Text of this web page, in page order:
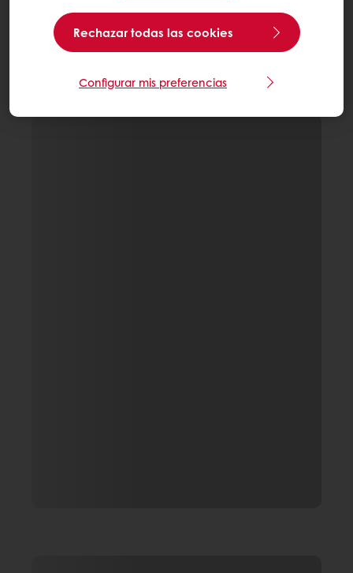
Rechazar todas las cookies
Configurar mis preferencias